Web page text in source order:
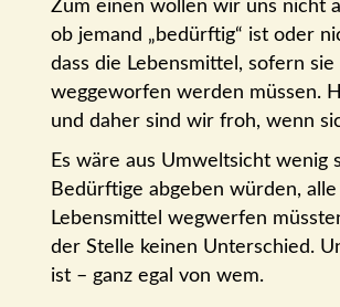
Zum einen wollen wir uns nicht
ob jemand „bedürftig“ ist oder
dass die Lebens­mittel, sofern
weg­ge­worfen werden müssen.
und daher sind wir froh, wenn
Es wäre aus Umwelt­sicht
Bedürftige abgeben würden,
Lebens­mittel weg­werfen
der Stelle keinen Unterschied.
ist – ganz egal von wem.